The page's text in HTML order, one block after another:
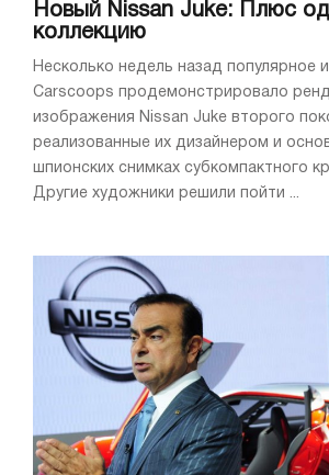
Новый Nissan Juke: Плюс
коллекцию
Несколько недель назад популярное
Carscoops продемонстрировало
изображения Nissan Juke второго
реализованные их дизайнером и
шпионских снимках субкомпактного
Другие художники решили пойти ...